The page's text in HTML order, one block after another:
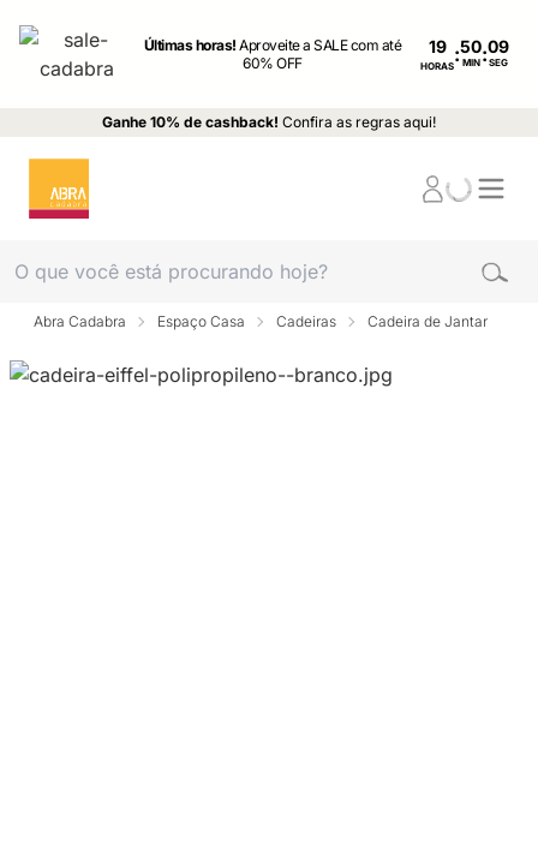
Últimas horas!Aproveite a SALE com até
60% OFF
19
HORAS: MIN : SEG
Ganhe 10% de cashback! Confira as regras aqui!
Abra Cadabra Espaço Casa Cadeiras Cadeira de Jantar